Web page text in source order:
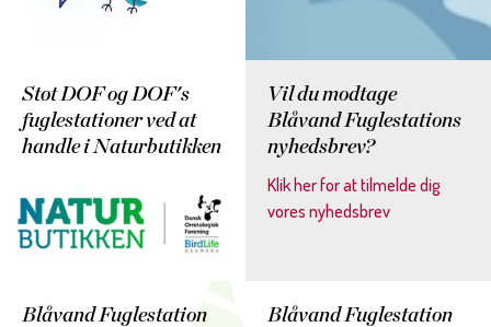
Støt DOF og DOF's
fuglestationer ved at
handle i Naturbutikken
Vil du modtage
Blåvand Fuglestations
nyhedsbrev?
Klik her for at tilmelde dig
vores nyhedsbrev
Blåvand Fuglestation
Blåvand Fuglestation